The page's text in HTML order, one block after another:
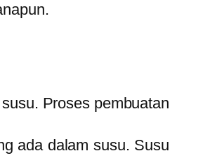
Proses pembuatan
ada dalam susu. Susu